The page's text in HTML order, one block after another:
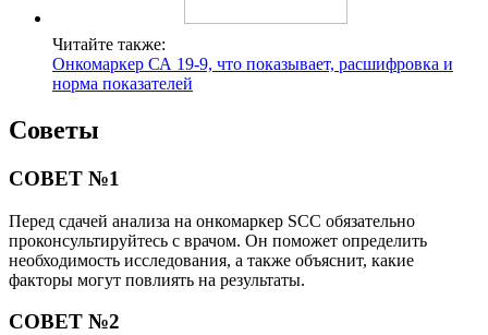
Читайте также:
Онкомаркер СА 19-9, что показывает, расшифровка и
норма показателей
Советы
СОВЕТ №1
Перед сдачей анализа на онкомаркер SCC обязательно
проконсультируйтесь с врачом. Он поможет определить
необходимость исследования, а также объяснит, какие
факторы могут повлиять на результаты.
СОВЕТ №2